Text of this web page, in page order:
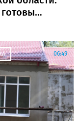
06:49